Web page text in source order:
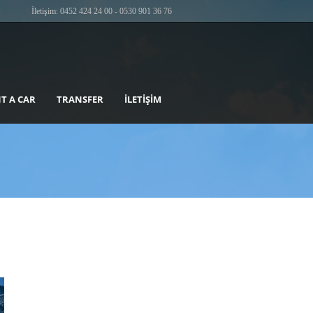
İletişim: 0452 424 24 00 - 0530 901 36 76
A CAR TRANSFER İLETIŞIM